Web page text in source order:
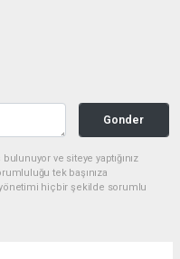
Gonder
ve siteye yaptığınız
tek başınıza
hiçbir şekilde sorumlu